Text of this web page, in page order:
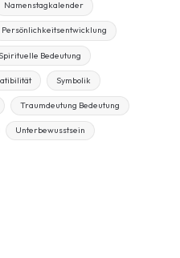
Namenstagkalender
Persönlichkeitsentwicklung
Bedeutung
Symbolik
Traumdeutung Bedeutung
Unterbewusstsein